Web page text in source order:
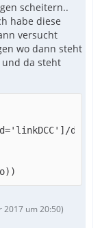
scheitern..
habe diese
versucht
wo dann steht
und da steht
2017 um 20:50)